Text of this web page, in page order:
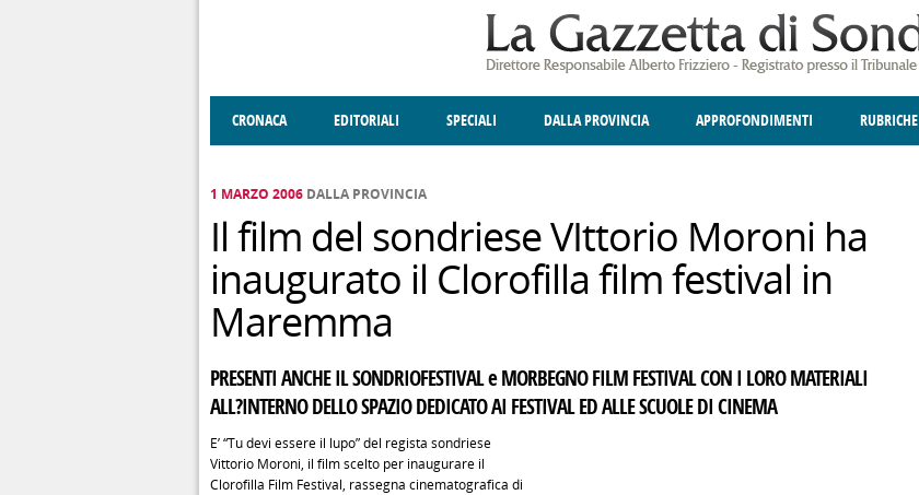
CRONACA EDITORIALI SPECIALI DALLA PROVINCIA APPROFONDIMENTI RUBRICHE
1 MARZO 2006 DALLA PROVINCIA
Il film del sondriese VIttorio Moroni ha
inaugurato il Clorofilla film festival in
Maremma
PRESENTI ANCHE IL SONDRIOFESTIVAL e MORBEGNO FILM FESTIVAL CON I LORO MATERIALI
ALL?INTERNO DELLO SPAZIO DEDICATO AI FESTIVAL ED ALLE SCUOLE DI CINEMA
E’ “Tu devi essere il lupo” del regista sondriese
Vittorio Moroni, il film scelto per inaugurare il
Clorofilla Film Festival, rassegna cinematografica di